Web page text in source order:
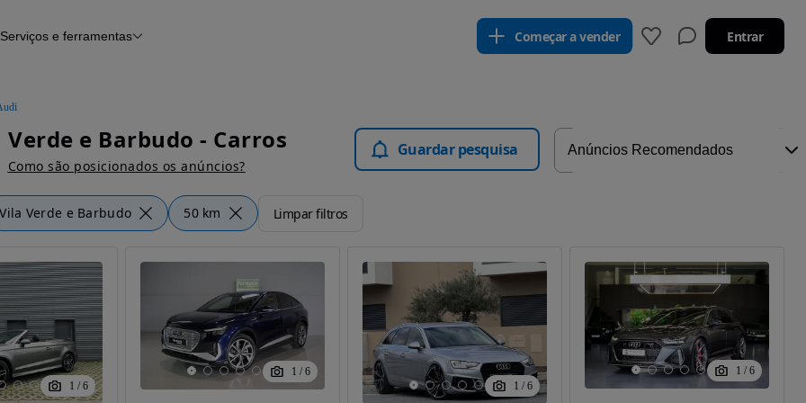
Serviços e ferramentas Começar a vender Entrar
e Barbudo - Carros
Como são posicionados os anúncios?
Guardar pesquisa
Vila Verde e Barbudo 50 km Limpar filtros
1 / 6
1 / 6
1 / 6
1 / 6